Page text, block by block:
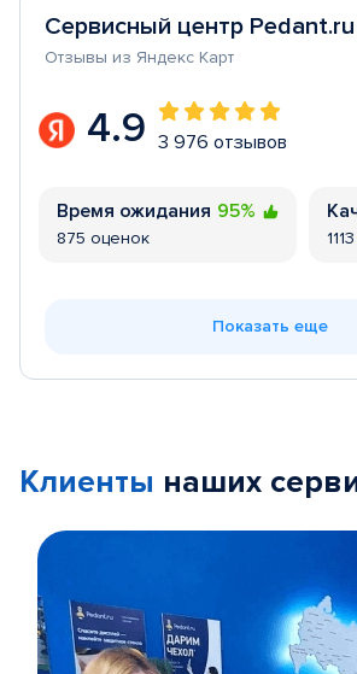
Сервисный центр Pedant.ru
Отзывы из Яндекс Карт
4.9 3 976 отзывов
Время ожидания 95%
875 оценок
Показать еще
Клиенты наших